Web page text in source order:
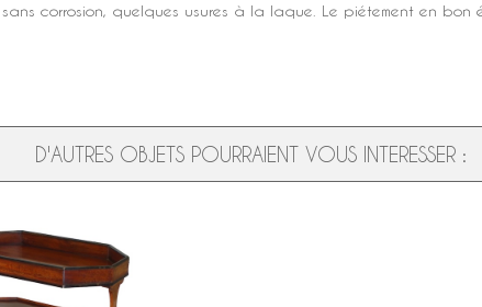
corrosion, quelques usures à la laque. Le piétement en bon
D'AUTRES OBJETS POURRAIENT VOUS INTERESSER :